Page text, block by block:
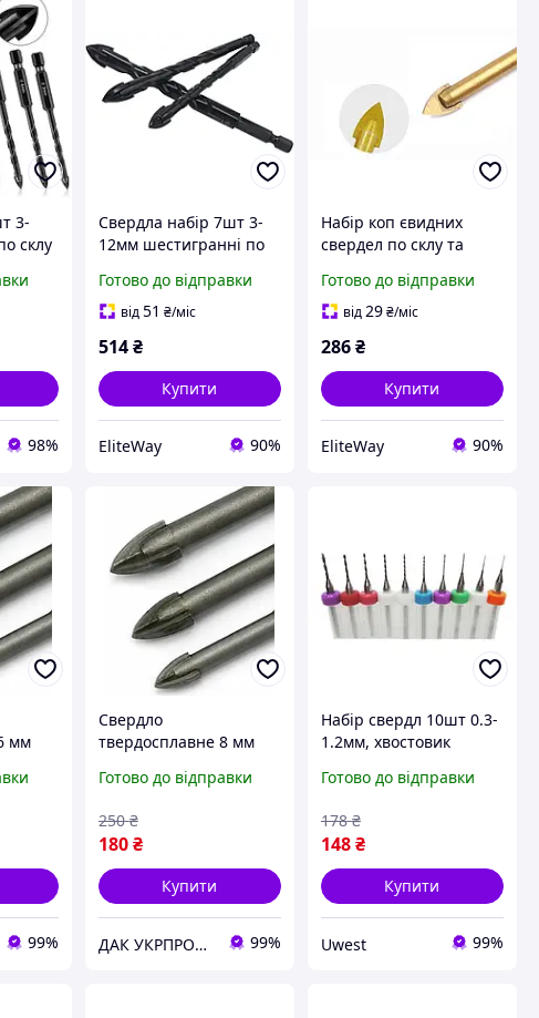
3-
склу
98%
Свердла набір 7шт 3-
12мм шестигранні по
вольфраму
Готово до відправки
від51 ₴/міс
514 ₴
Купити
EliteWay 90%
Набір коп євидних
свердел по склу та
карбід вольфраму,
титанове покриття
Готово до відправки
від29₴/міс
286₴
Купити
EliteWay 90%
мм
99%
Свердло
твердосплавне 8 мм
80mm \\ карбід
Quattro
Готово до відправки
180 ₴
250 ₴
Купити
ДАК УКРПРОМ "Немає поганого інструменту, є невідповідно підібраний." 99%
Набір свердл 10шт 0.3-
1.2мм, хвостовик
карбід вольфрама
Готово до відправки
148₴
178 ₴
Купити
Uwest 99%